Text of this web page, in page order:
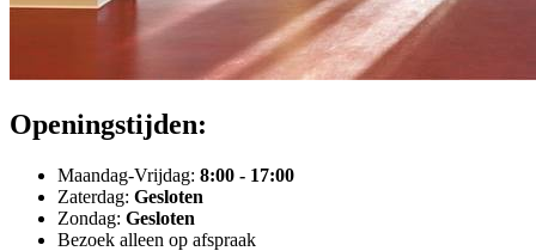
Openingstijden:
Maandag-Vrijdag: 8:00 - 17:00
Zaterdag: Gesloten
Zondag: Gesloten
Bezoek alleen op afspraak